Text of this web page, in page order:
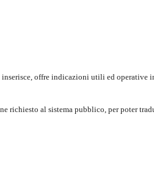
offre indicazioni utili ed
richiesto al sistema pubblico, per poter